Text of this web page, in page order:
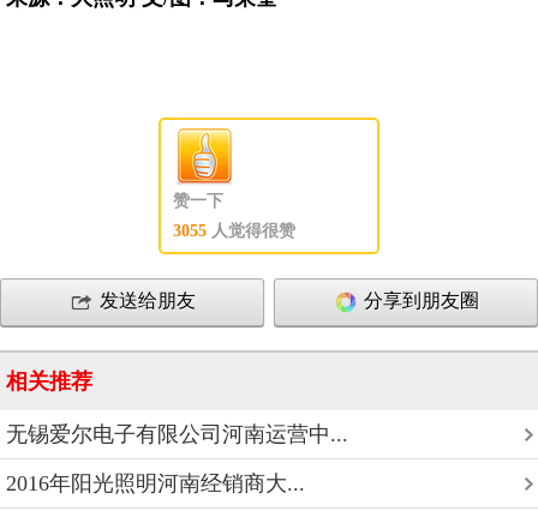
赞一下
3055 人觉得很赞
发送给朋友 分享到朋友圈
相关推荐
无锡爱尔电子有限公司河南运营中...
2016年阳光照明河南经销商大...